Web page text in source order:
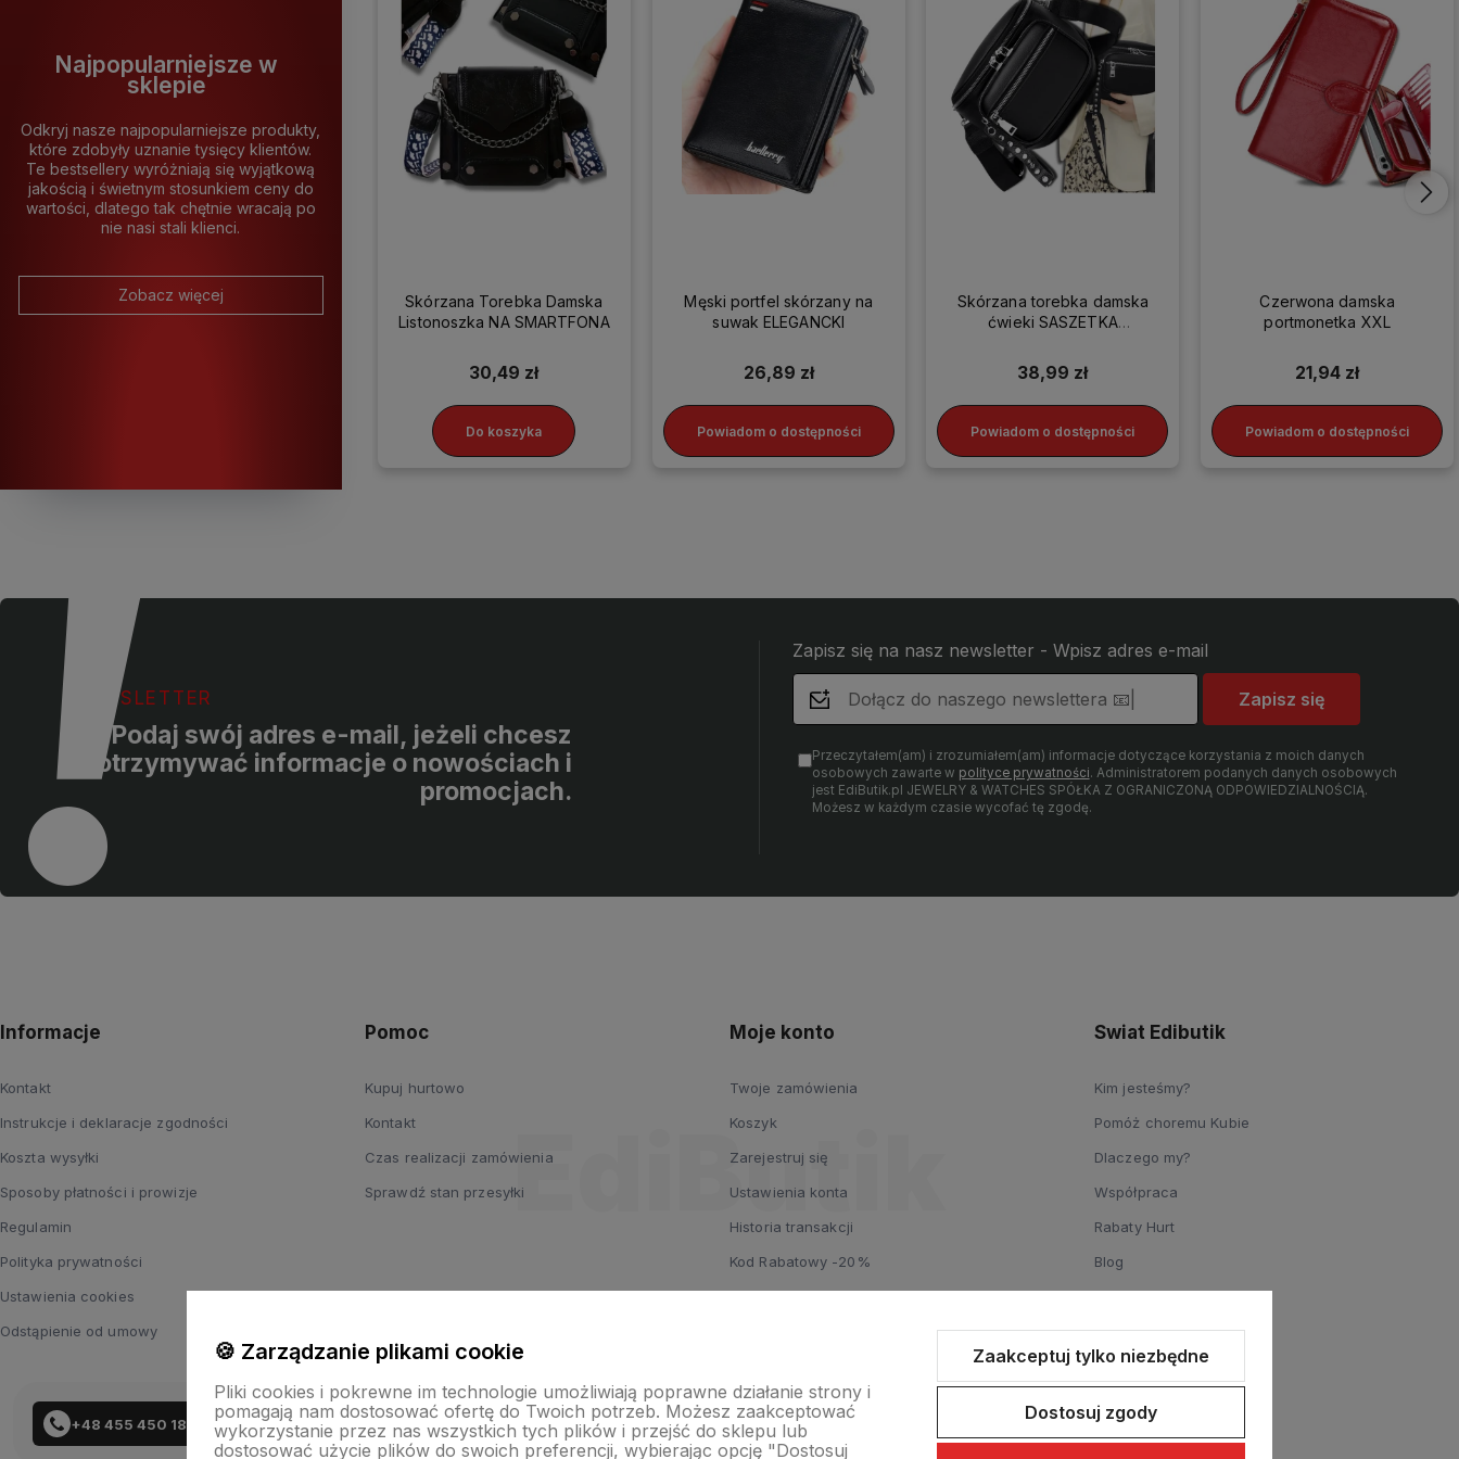
+48 455 450 183
Najpopularniejsze w
sklepie
Odkryj nasze najpopularniejsze produkty,
które zdobyły uznanie tysięcy klientów.
Te bestsellery wyróżniają się wyjątkową
jakością i świetnym stosunkiem ceny do
wartości, dlatego tak chętnie wracają po
nie nasi stali klienci.
Zobacz więcej
Skórzana Torebka Damska
Listonoszka NA SMARTFONA
30,49 zł
Do koszyka
Męski portfel skórzany na
suwak ELEGANCKI
26,89 zł
Powiadom o dostępności
Skórzana torebka damska
ćwieki SASZETKA
38,99 zł
Powiadom o dostępności
Czerwona damska
portmonetka XXL
21,94 zł
Powiadom o dostępności
NEWSLETTER
Podaj swój adres e-mail, jeżeli chcesz
otrzymywać informacje o nowościach i
promocjach.
Zapisz się na nasz newsletter - Wpisz adres e-mail
Zapisz się
Przeczytałem(am) i zrozumiałem(am) informacje dotyczące korzystania z moich danych
osobowych zawarte w polityce prywatności. Administratorem podanych danych osobowych
jest EdiButik.pl JEWELRY & WATCHES SPÓŁKA Z OGRANICZONĄ ODPOWIEDZIALNOŚCIĄ.
Możesz w każdym czasie wycofać tę zgodę.
Informacje
Kontakt
Instrukcje i deklaracje zgodności
Koszta wysyłki
Sposoby płatności i prowizje
Regulamin
Polityka prywatności
Ustawienia cookies
Odstąpienie od umowy
Pomoc
Kupuj hurtowo
Kontakt
Czas realizacji zamówienia
Sprawdź stan przesyłki
Moje konto
Twoje zamówienia
Koszyk
Zarejestruj się
Ustawienia konta
Historia transakcji
Kod Rabatowy -20%
Swiat Edibutik
Kim jesteśmy?
Pomóż choremu Kubie
Dlaczego my?
Współpraca
Rabaty Hurt
Blog
🍪 Zarządzanie plikami cookie
Pliki cookies i pokrewne im technologie umożliwiają poprawne działanie strony i
pomagają nam dostosować ofertę do Twoich potrzeb. Możesz zaakceptować
wykorzystanie przez nas wszystkich tych plików i przejść do sklepu lub
dostosować użycie plików do swoich preferencji, wybierając opcję "Dostosuj
Zaakceptuj tylko niezbędne
Dostosuj zgody